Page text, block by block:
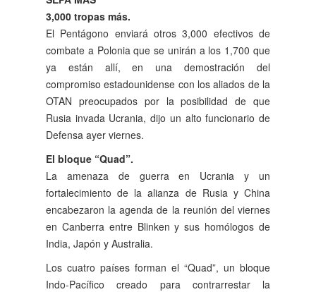
3,000 tropas más.
El Pentágono enviará otros 3,000 efectivos de
combate a Polonia que se unirán a los 1,700 que
ya están allí, en una demostración del
compromiso estadounidense con los aliados de la
OTAN preocupados por la posibilidad de que
Rusia invada Ucrania, dijo un alto funcionario de
Defensa ayer viernes.
El bloque “Quad”.
La amenaza de guerra en Ucrania y un
fortalecimiento de la alianza de Rusia y China
encabezaron la agenda de la reunión del viernes
en Canberra entre Blinken y sus homólogos de
India, Japón y Australia.
Los cuatro países forman el “Quad”, un bloque
Indo-Pacífico creado para contrarrestar la